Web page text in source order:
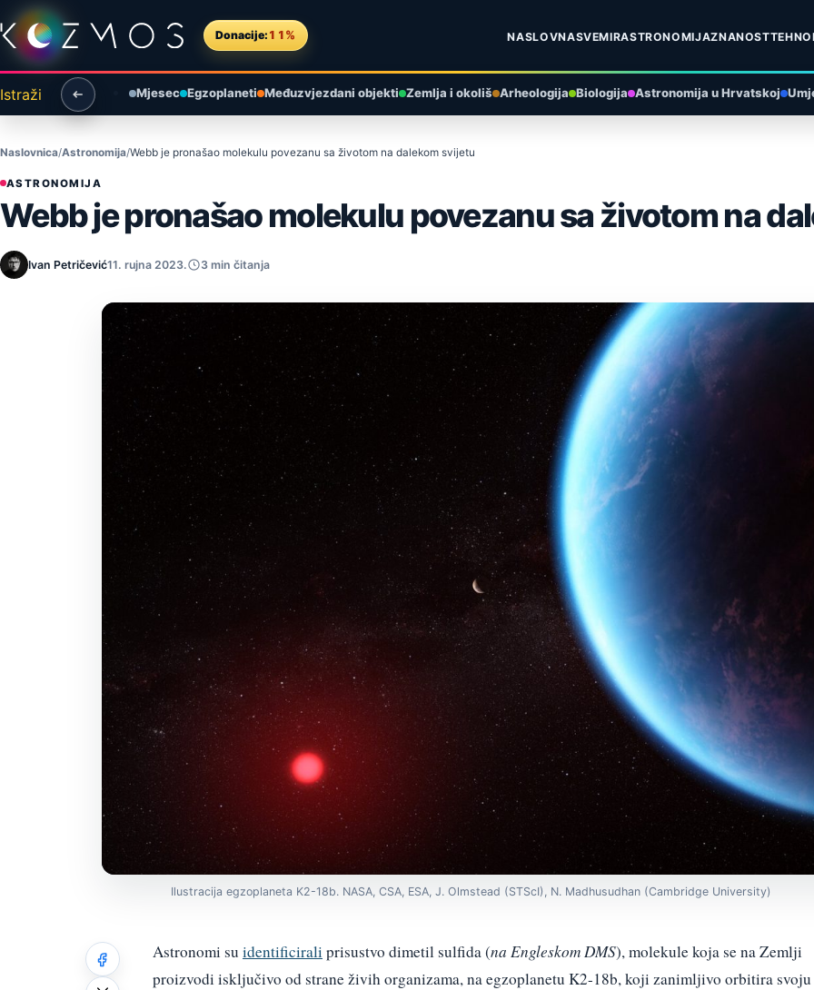
Preskoči na sadržaj
Donacije: 11% NASLOVNASVEMIRASTRONOMIJAZNANOST
Istraži Mjesec Egzoplaneti Međuzvjezdani objekti Zemlja i okoliš Arheologija Biologija Astronomija u Hrvatskoj
Naslovnica Astronomija Webb je pronašao molekulu povezanu sa životom na dalekom svijetu
ASTRONOMIJA
Webb je pronašao molekulu povezanu sa životom na
Ivan Petričević11. rujna 2023. 3 min čitanja
Ilustracija egzoplaneta K2-18b. NASA, CSA, ESA, J. Olmstead (STScI), N. Madhusudhan (Cambridge University)
Astronomi su identificirali prisustvo dimetil sulfida (na Engleskom DMS), molekule koja se na Zemlji
proizvodi isključivo od strane živih organizama, na egzoplanetu K2-18b, koji zanimljivo orbitira svoju